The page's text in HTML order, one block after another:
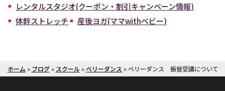
レンタルスタジオ(クーポン・割引キャンペーン情報)
体幹ストレッチ
産後ヨガ(ママwithベビー)
ホーム » ブログ» スクール »ベリーダンス »ベリーダンス 振替受講について